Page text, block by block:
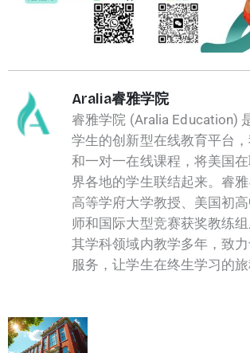
Aralia睿雅学院
睿雅学院 (Aralia Education)
学生的创新型在线教育平台
和一对一在线课程，将美国
界各地的学生联结起来。睿
高等学府大学教授、美国初
师和国际大型竞赛获奖教练
其学科领域内教学多年，致
服务，让学生在终生学习的旅